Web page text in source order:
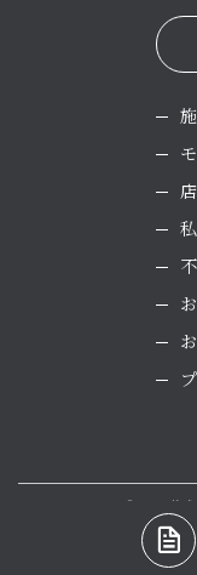
©2025 株